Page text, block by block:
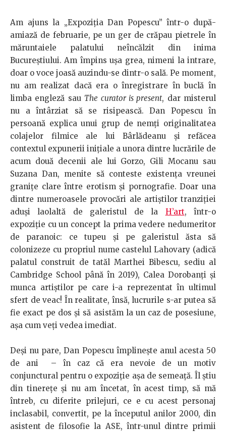
Am ajuns la „Expoziţia Dan Popescu” într-o după-
amiază de februarie, pe un ger de crăpau pietrele în
măruntaiele palatului neîncălzit din inima
Bucureştiului. Am împins uşa grea, nimeni la intrare,
doar o voce joasă auzindu-se dintr-o sală. Pe moment,
nu am realizat dacă era o înregistrare în buclă în
limba engleză sau The curator is present, dar misterul
nu a întârziat să se risipească. Dan Popescu în
persoană explica unui grup de nemţi originalitatea
colajelor filmice ale lui Bârlădeanu şi refăcea
contextul expunerii iniţiale a unora dintre lucrările de
acum două decenii ale lui Gorzo, Gili Mocanu sau
Suzana Dan, menite să conteste existenţa vreunei
graniţe clare între erotism şi pornografie. Doar una
dintre numeroasele provocări ale artiştilor tranziţiei
aduşi laolaltă de galeristul de la H’art, într-o
expoziţie cu un concept la prima vedere nedumeritor
de paranoic: ce tupeu şi pe galeristul ăsta să
colonizeze cu propriul nume castelul Lahovary (adică
palatul construit de tatăl Marthei Bibescu, sediu al
Cambridge School până în 2019), Calea Dorobanţi şi
munca artiştilor pe care i-a reprezentat în ultimul
sfert de veac! În realitate, însă, lucrurile s-ar putea să
fie exact pe dos şi să asistăm la un caz de posesiune,
aşa cum veţi vedea imediat.
Deşi nu pare, Dan Popescu împlineşte anul acesta 50
de ani – în caz că era nevoie de un motiv
conjunctural pentru o expoziţie aşa de semeaţă. Îl ştiu
din tinereţe şi nu am încetat, în acest timp, să mă
întreb, cu diferite prilejuri, ce e cu acest personaj
inclasabil, convertit, pe la începutul anilor 2000, din
asistent de filosofie la ASE, într-unul dintre primii